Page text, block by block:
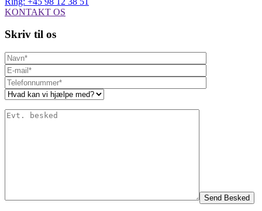
KONTAKT OS
Skriv til os